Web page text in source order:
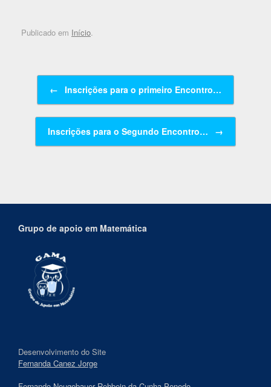
Publicado em Início.
Navegação de posts
← Inscrições para o primeiro Encontro…
Inscrições para o Segundo Encontro… →
Grupo de apoio em Matemática
Desenvolvimento do Site
Fernanda Canez Jorge